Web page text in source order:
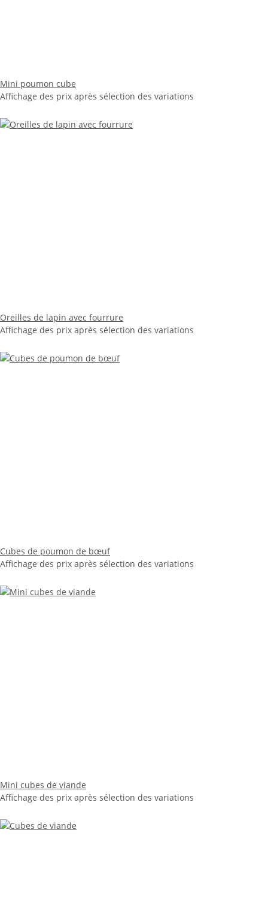
Mini poumon cube
Affichage des prix après sélection des variations
Oreilles de lapin avec fourrure
Affichage des prix après sélection des variations
Cubes de poumon de bœuf
Affichage des prix après sélection des variations
Mini cubes de viande
Affichage des prix après sélection des variations